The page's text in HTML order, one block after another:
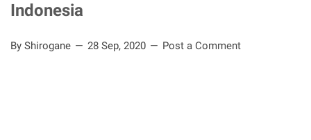
Indonesia
By Shirogane 28 Sep, 2020 Post a Comment